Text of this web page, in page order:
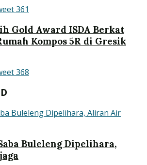
361
Gold Award ISDA Berkat
Kompos 5R di Gresik
368
Buleleng Dipelihara,